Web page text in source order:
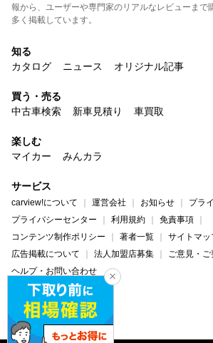
報から、ユーザーや専門家のリアルなレビューまで
多く掲載しています。
知る
カタログ
ニュース オリジナル記事
買う・売る
中古車検索
新車見積り 車買取
楽しむ
マイカー
みんカラ
サービス
carview!について 運営会社 お知らせ
プラ
プライバシーセンター
利用規約
免責事項
コンテンツ制作ポリシー
著者一覧
サイトマッ
広告掲載について
法人加盟店募集
ご意見・ご
ヘルプ・お問い合わせ
carview! Yahoo! JAPAN